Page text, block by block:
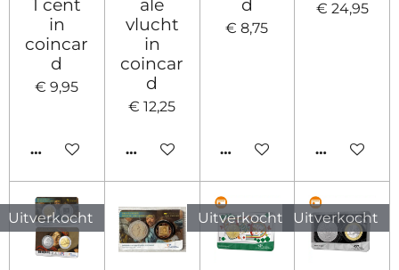
1 cent
in
coincar
d
€ 9,95
IN WINKELWAGEN
ale
vlucht
in
coincar
d
€ 12,25
IN WINKELWAGEN
d
€ 8,75
IN WINKELWAGEN
€ 24,95
IN
Uitverkocht Uitverkocht Uitverkocht